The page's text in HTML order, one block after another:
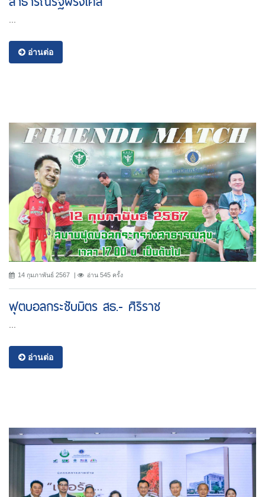
...
อ่านต่อ
14 กุมภาพันธ์ 2567 อ่าน 545 ครั้ง
ฟุตบอลกระชับมิตร สธ.- ศิริราช
...
อ่านต่อ